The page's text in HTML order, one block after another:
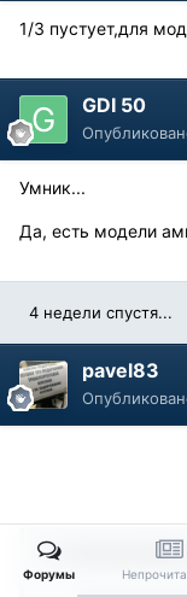
1/3 пустует,для
GDI 50
Умник...
Да, есть модели
4 недели спустя...
pavel83
В 29.08.2018
Форумы